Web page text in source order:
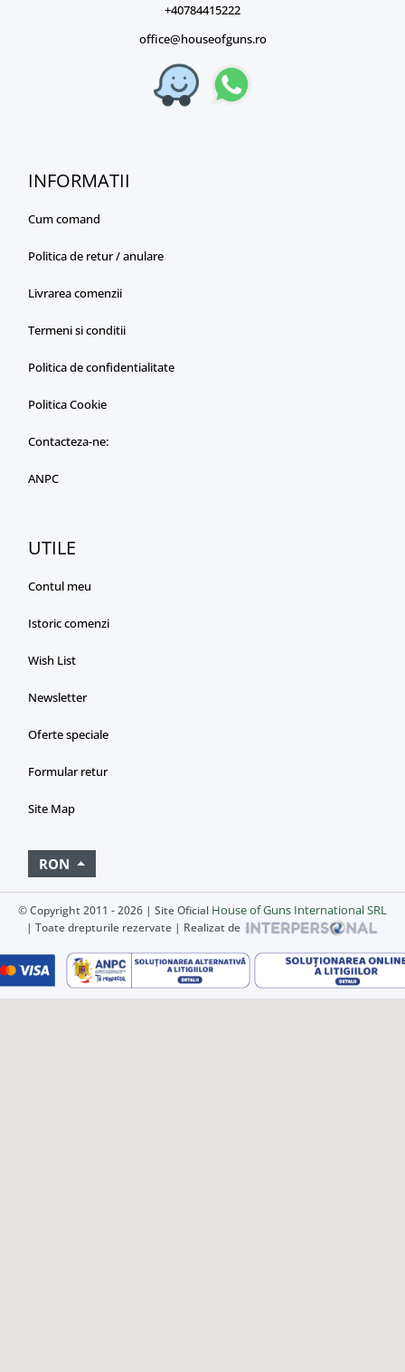
+40784415222
office@houseofguns.ro
INFORMATII
Cum comand
Politica de retur / anulare
Livrarea comenzii
Termeni si conditii
Politica de confidentialitate
Politica Cookie
Contacteza-ne:
ANPC
UTILE
Contul meu
Istoric comenzi
Wish List
Newsletter
Oferte speciale
Formular retur
Site Map
RON
© Copyright 2011 - 2026 | Site Oficial House of Guns International SRL
| Toate drepturile rezervate | Realizat de